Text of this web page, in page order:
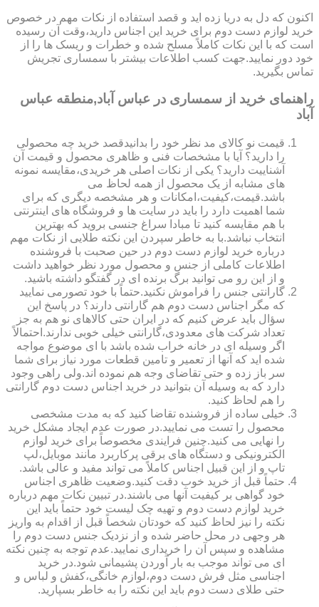
اکنون که دل به دریا زده اید و قصد استفاده از نکات مهم در خصوص
خرید لوازم دست دوم برای خرید این اجناس دارید،وقت آن رسیده
است که با این نکات کاملاً مسلح شده و خطرات و ریسک ها را از
خود دور نمایید.جهت کسب اطلاعات بیشتر با سمساری تجریش
تماس بگیرید.
راهنمای خرید از سمساری در عباس آباد,منطقه عباس
آباد
قیمت نو کالای مد نظر خود را بدانیدقصد خرید چه محصولی
را دارید؟ آیا با مشخصات فنی و ظاهری محصول و قیمت آن
آشناییت دارید؟ یکی از نکات اصلی هر خریدی،مقایسه نمونه
های مشابه از یک محصول از همه لحاظ می
باشد.قیمت،کیفیت،امکانات و هر مشخصه دیگری که برای
شما اهمیت دارد را باید در سایت ها و فروشگاه های اینترنتی
با هم مقایسه کنید تا مبادا سراغ جنسی بروید که بهترین
انتخاب نباشد.با به خاطر سپردن این نکته طلایی از نکات مهم
درباره خرید لوازم دست دوم در حین صحبت با فروشنده
اطلاعات کاملی از جنس و محصول مورد نظر خواهید داشت
و از این رو می توانید برگ برنده ای در گفتگو داشته باشید.
گارانتی جنس را فراموش نکنید.حتماً با خود تصورمی نمایید
که مگر اجناس دست دوم هم گارانتی دارند؟ در پاسخ این
سؤال باید عرض کنیم که در ایران حتی کالاهای نو هم به جز
تعداد شرکت های معدودی،گارانتی خیلی خوبی ندارند.احتمالاً
اگر وسیله ای در خانه خراب شده باشد با ای موضوع مواجه
شده اید که آنها از تعمیر و تامین قطعات مورد نیاز برای شما
سر باز زده و حتی تقاضای وجه هم نموده اند.ولی راهی وجود
دارد که به وسیله آن بتوانید در خرید اجناس دست دوم گارانتی
را هم لحاظ کنید.
خیلی ساده از فروشنده تقاضا کنید که به مدت مشخصی
محصول را تست می نمایید.در صورت عدم ایجاد مشکل خرید
را نهایی می کنید.چنین فرایندی مخصوصاً برای خرید لوازم
الکترونیکی و دستگاه های برقی پرکاربرد مانند موبایل،لپ
تاپ و از این قبیل اجناس کاملاً می تواند مفید و عالی باشد.
حتماً قبل از خرید خوب دقت کنید.وضعیت ظاهری اجناس
خود گواهی بر کیفیت آنها می باشند.در تبیین نکات مهم درباره
خرید لوازم دست دوم و تهیه چک لیست خود حتماً باید این
نکته را نیز لحاظ کنید که خودتان شخصاً قبل از اقدام به واریز
هر وجهی در محل حاضر شده و از نزدیک جنس دست دوم را
مشاهده و سپس آن را خریداری نمایید.عدم توجه به چنین نکته
ای می تواند موجب به بار آوردن پشیمانی شود.در خرید
اجناسی مثل فرش دست دوم،لوازم خانگی،کفش و لباس و
حتی طلای دست دوم باید این نکته را به خاطر بسپارید.